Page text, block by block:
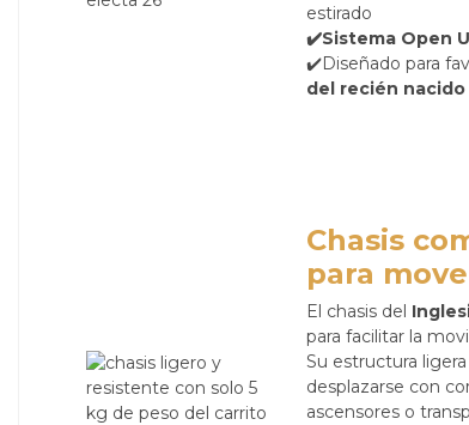
estirado
✔️Sistema Open
✔️Diseñado para
del recién nacido
Chasis
para
El chasis del
para facilitar la
Su estructura
desplazarse con
ascensores o